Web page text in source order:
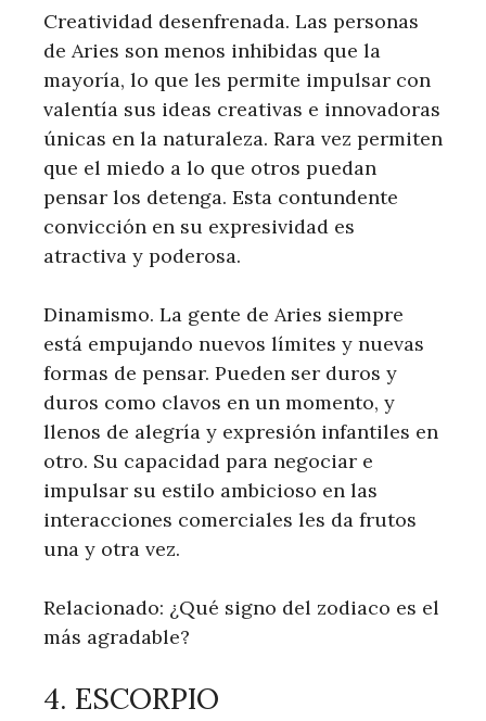
Creatividad desenfrenada. Las personas
de Aries son menos inhibidas que la
mayoría, lo que les permite impulsar con
valentía sus ideas creativas e innovadoras
únicas en la naturaleza. Rara vez permiten
que el miedo a lo que otros puedan
pensar los detenga. Esta contundente
convicción en su expresividad es
atractiva y poderosa.
Dinamismo. La gente de Aries siempre
está empujando nuevos límites y nuevas
formas de pensar. Pueden ser duros y
duros como clavos en un momento, y
llenos de alegría y expresión infantiles en
otro. Su capacidad para negociar e
impulsar su estilo ambicioso en las
interacciones comerciales les da frutos
una y otra vez.
Relacionado: ¿Qué signo del zodiaco es el
más agradable?
4. ESCORPIO